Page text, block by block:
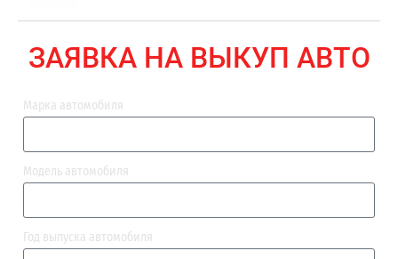
ЗАЯВКА НА ВЫКУП АВТО
Марка автомобиля
Модель автомобиля
Год выпуска автомобиля